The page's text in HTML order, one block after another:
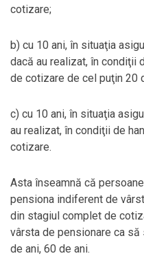
cotizare;
b) cu 10 ani, în situaţia
dacă au realizat, în condiţii
de cotizare de cel puţin 20
c) cu 10 ani, în situaţia
au realizat, în condiţii de
cotizare.
Asta înseamnă că
pensiona indiferent de
din stagiul complet de
vârsta de pensionare ca
de ani, 60 de ani.